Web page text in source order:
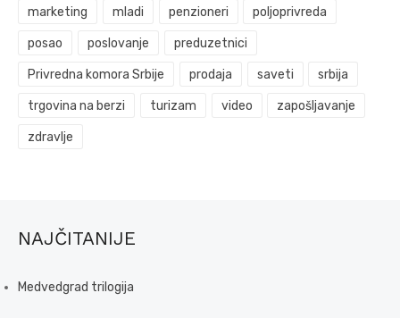
marketing mladi penzioneri poljoprivreda
posao poslovanje preduzetnici
Privredna komora Srbije prodaja saveti srbija
trgovina na berzi turizam video zapošljavanje
zdravlje
NAJČITANIJE
Medvedgrad trilogija